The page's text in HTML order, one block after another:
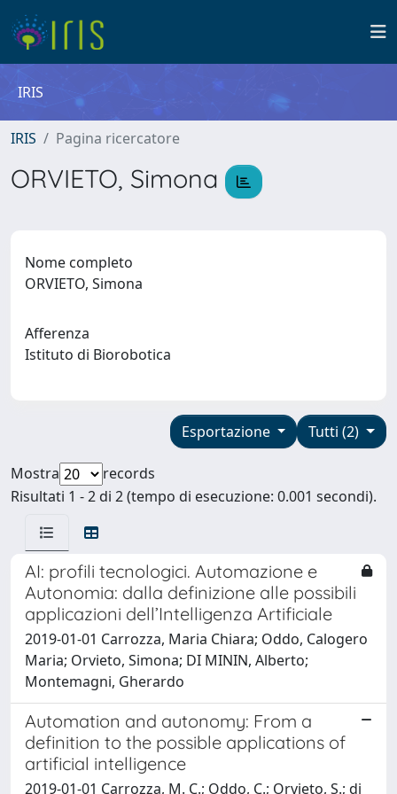
IRIS
IRIS Pagina ricercatore
ORVIETO, Simona
Nome completo
ORVIETO, Simona
Afferenza
Istituto di Biorobotica
Tutti (2)
Esportazione
Mostra
records
Risultati 1 - 2 di 2 (tempo di esecuzione: 0.001 secondi).
AI: profili tecnologici. Automazione e
Autonomia: dalla definizione alle possibili
applicazioni dell’Intelligenza Artificiale
2019-01-01 Carrozza, Maria Chiara; Oddo, Calogero
Maria; Orvieto, Simona; DI MININ, Alberto;
Montemagni, Gherardo
Automation and autonomy: From a
definition to the possible applications of
artificial intelligence
2019-01-01 Carrozza, M. C.; Oddo, C.; Orvieto, S.; di